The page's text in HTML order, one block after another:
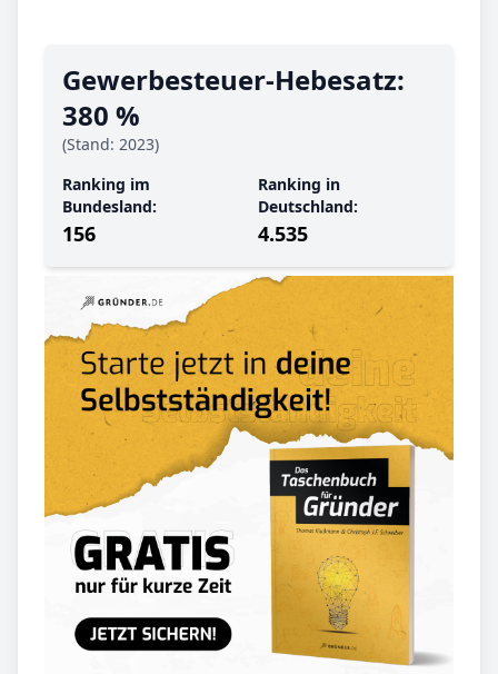
Gewerbe­steuer-Hebe­satz:
380 %
(Stand: 2023)
Ranking im
Bundesland:
156
Ranking in
Deutschland:
4.535